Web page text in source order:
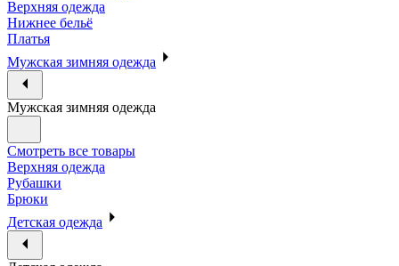
Верхняя одежда
Нижнее бельё
Платья
Мужская зимняя одежда
Мужская зимняя одежда
Смотреть все товары
Верхняя одежда
Рубашки
Брюки
Детская одежда